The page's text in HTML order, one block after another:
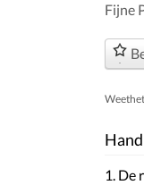
Fijne
1. De